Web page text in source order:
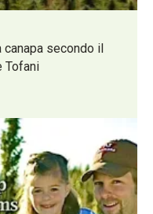
secondo il
Tofani